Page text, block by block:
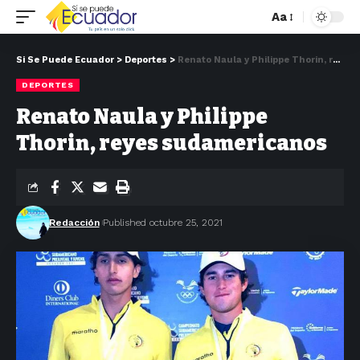
Aa
Si Se Puede Ecuador > Deportes > Renato Naula y Philippe Thorin, reyes sudamericanos
DEPORTES
Renato Naula y Philippe
Thorin, reyes sudamericanos
Redacción Published octubre 25, 2021